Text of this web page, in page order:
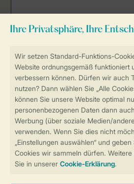
Sicherstellung
Weitere Informationen und
Sicher und schnell zur
Sichere Datenübertragung
Sicheres Bezahlen